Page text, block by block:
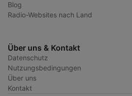
Blog
Radio-Websites nach Land
Über uns & Kontakt
Datenschutz
Nutzungsbedingungen
Über uns
Kontakt